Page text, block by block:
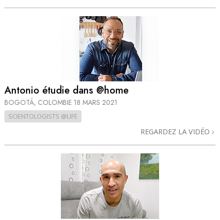
Antonio étudie dans @home
BOGOTÁ, COLOMBIE 18 MARS 2021
SCIENTOLOGISTS @LIFE
REGARDEZ LA VIDÉO